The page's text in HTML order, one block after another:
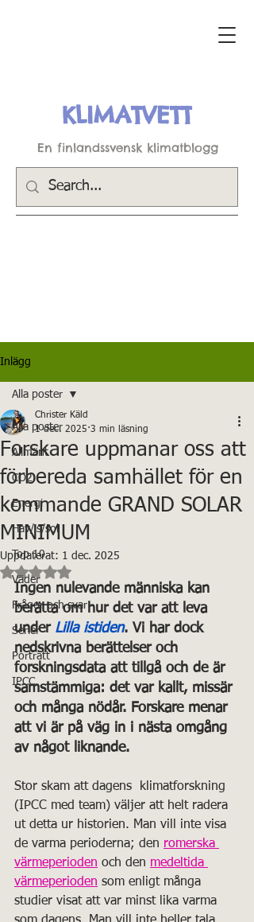
KLIMATVETT
En finlandssvensk klimatblogg
Inlägg
Alla poster
Allmänt
CO2
Energi
Hav/is/sol
Top 10
Väder
Frågor och svar
Serier
Porträtt
IPCC
Alla poster
Forskare uppmanar oss att
förbereda samhället för en
kommande GRAND SOLAR
MINIMUM
Christer Käld
1 dec. 2025 3 min läsning
Uppdaterat: 1 dec. 2025
Betygsatt till NaN av 5 stjärnor.
Ingen nulevande människa kan
berätta om hur det var att leva
under Lilla istiden. Vi har dock
nedskrivna berättelser och
forskningsdata att tillgå och de är
samstämmiga: det var kallt, missär
och många nödår. Forskare menar
att vi är på väg in i nästa omgång
av något liknande.
Stor skam att dagens  klimatforskning
(IPCC med team) väljer att helt radera
ut detta ur historien. Man vill inte visa
de varma perioderna; den romerska
värmeperioden och den medeltida
värmeperioden som enligt många
studier visat att var minst lika varma